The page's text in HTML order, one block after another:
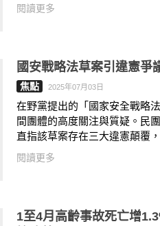
閱讀更多
國安戰略法草案引違憲爭
焦點 2025年07月03日
在野黨提出的「國家安全戰略
間團體的高度關注與質疑。民
直指該草案存在三大違憲顛覆
閱讀更多
1至4月高齡事故死亡增